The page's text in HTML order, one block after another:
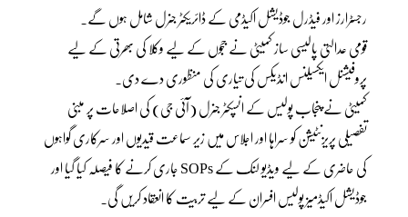
رجسٹرارز اور فیڈرل جوڈیشل اکیڈمی کے ڈائریکٹر جنرل شامل ہوں گے۔
قومی عدالتی پالیسی ساز کمیٹی نے ججوں کے لیے وکلا کی بھرتی کے لیے
پروفیشنل ایکسیلنس انڈیکس کی تیاری کی منظوری دے دی۔
کمیٹی نے پنجاب پولیس کے انسپکٹر جنرل (آئی جی) کی اصلاحات پر مبنی
تفصیلی پریزنٹیشن کو سراہا اور اجلاس میں زیر سماعت قیدیوں اور سرکاری گواہوں
کی حاضری کے لیے ویڈیو لنک کے SOPs جاری کرنے کا فیصلہ کیا گیا اور
جوڈیشل اکیڈمیز پولیس افسران کے لیے تربیت کا انعقاد کریں گی۔